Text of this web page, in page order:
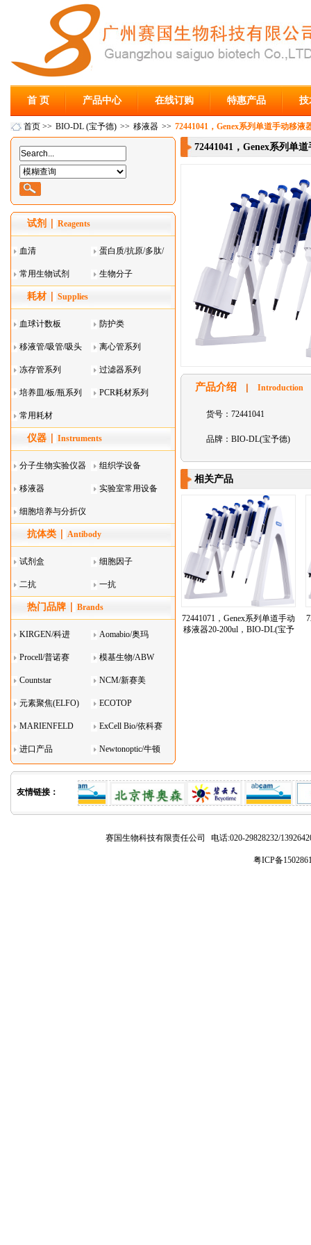
首 页 产品中心 在线订购 特惠产品 技
首页 >> BIO-DL (宝予德) >> 移液器 >> 72441041，Genex系列单道手动移
试剂 Reagents
血清 蛋白质/抗原/多肽/
酶
常用生物试剂 生物分子
耗材 Supplies
血球计数板 防护类
移液管/吸管/吸头
系列
离心管系列
冻存管系列 过滤器系列
培养皿/板/瓶系列 PCR耗材系列
常用耗材
仪器 Instruments
分子生物实验仪器 组织学设备
移液器 实验室常用设备
细胞培养与分折仪
器叠
抗体类 Antibody
试剂盒 细胞因子
二抗 一抗
热门品牌 Brands
KIRGEN/科进 Aomabio/奥玛
Procell/普诺赛 模基生物/ABW
Countstar NCM/新赛美
元素聚焦(ELFO) ECOTOP
MARIENFELD ExCell Bio/依科赛
进口产品 Newtonoptic/牛顿
光学
72441041，Genex系列单
产品介绍 Introduction
货号：72441041
品牌：BIO-DL(宝予德)
相关产品
72441071，Genex系列单道手动
移液器20-200ul，BIO-DL(宝予
友情链接：
赛国生物科技有限责任公司 电话:020-29828232/
粤ICP备